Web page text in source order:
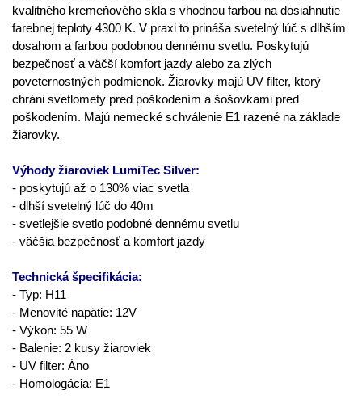
kvalitného kremeňového skla s vhodnou farbou na dosiahnutie
farebnej teploty 4300 K. V praxi to prináša svetelný lúč s dlhším
dosahom a farbou podobnou dennému svetlu. Poskytujú
bezpečnosť a väčší komfort jazdy alebo za zlých
poveternostných podmienok. Žiarovky majú UV filter, ktorý
chráni svetlomety pred poškodením a šošovkami pred
poškodením. Majú nemecké schválenie E1 razené na základe
žiarovky.
Výhody žiaroviek LumiTec Silver:
- poskytujú až o 130% viac svetla
- dlhší svetelný lúč do 40m
- svetlejšie svetlo podobné dennému svetlu
- väčšia bezpečnosť a komfort jazdy
Technická špecifikácia:
- Typ: H11
- Menovité napätie: 12V
- Výkon: 55 W
- Balenie: 2 kusy žiaroviek
- UV filter: Áno
- Homologácia: E1